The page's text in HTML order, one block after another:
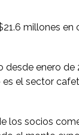
millones
enero de
es el sector
los socios